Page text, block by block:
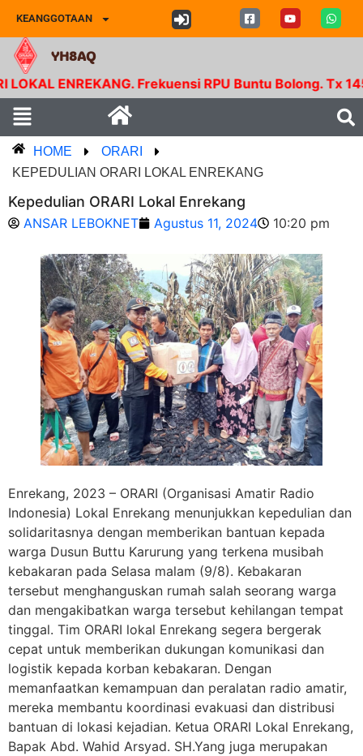
KEANGGOTAAN
YH8AQ
ENREKANG. Frekuensi RPU Buntu Bolong. Tx
HOME
ORARI
KEPEDULIAN ORARI LOKAL ENREKANG
Kepedulian ORARI Lokal Enrekang
ANSAR LEBOKNET Agustus 11, 2024 10:20 pm
Enrekang, 2023 – ORARI (Organisasi Amatir Radio
Indonesia) Lokal Enrekang menunjukkan kepedulian dan
solidaritasnya dengan memberikan bantuan kepada
warga Dusun Buttu Karurung yang terkena musibah
kebakaran pada Selasa malam (9/8). Kebakaran
tersebut menghanguskan rumah salah seorang warga
dan mengakibatkan warga tersebut kehilangan tempat
tinggal. Tim ORARI lokal Enrekang segera bergerak
cepat untuk memberikan dukungan komunikasi dan
logistik kepada korban kebakaran. Dengan
memanfaatkan kemampuan dan peralatan radio amatir,
mereka membantu koordinasi evakuasi dan distribusi
bantuan di lokasi kejadian. Ketua ORARI Lokal Enrekang,
Bapak Abd. Wahid Arsyad. SH.Yang juga merupakan